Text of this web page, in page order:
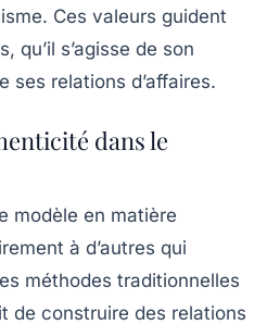
Ces valeurs guident
qu’il s’agisse de son
ses relations d’affaires.
dans le
modèle en matière
à d’autres qui
méthodes traditionnelles
de construire des relations